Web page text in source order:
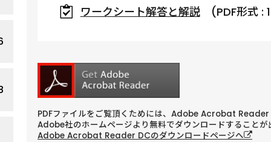
ワークシート解答と解説 (PDF形式 :
PDFファイルをご覧頂くためには、Adobe Acrobat Reader
Adobe社のホームページより無料でダウンロードすることが
Adobe Acrobat Reader DCのダウンロードページへ